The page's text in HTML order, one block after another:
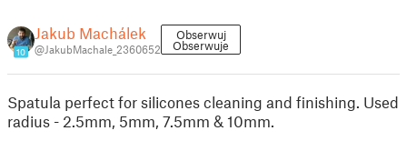
10
Jakub Machálek
@JakubMachale_2360652
Obserwuj
Obserwuje
Spatula perfect for silicones cleaning and finishing. Used
radius - 2.5mm, 5mm, 7.5mm & 10mm.